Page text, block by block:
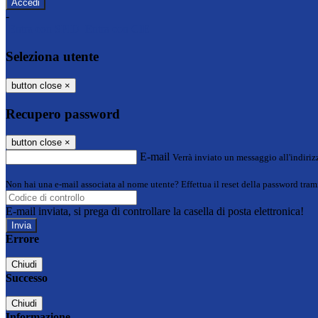
-
Seleziona utente
button close ×
Recupero password
button close ×
E-mail Verrà inviato un messaggio
Non hai una e-mail associata al nome utente? Effettua il reset della password
E-mail inviata, si prega di controllare la casella di posta elettronica!
Errore
Chiudi
Successo
Chiudi